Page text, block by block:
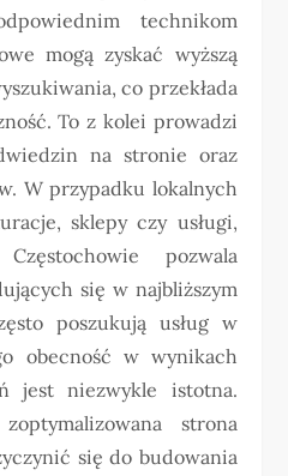
technikom
mogą zyskać wyższą
co przekłada
To z kolei prowadzi
na stronie oraz
W przypadku lokalnych
sklepy czy usługi,
pozwala
się w najbliższym
poszukują usług w
obecność w wynikach
jest niezwykle istotna.
strona
się do budowania